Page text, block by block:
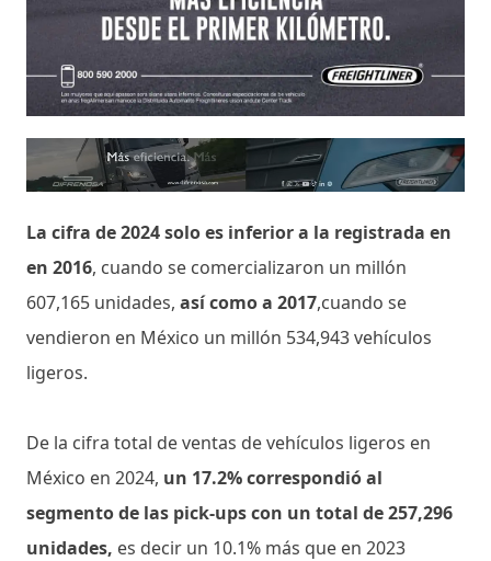
La cifra de 2024 solo es inferior a la registrada en
en 2016, cuando se comercializaron un millón
607,165 unidades, así como a 2017,cuando se
vendieron en México un millón 534,943 vehículos
ligeros.
De la cifra total de ventas de vehículos ligeros en
México en 2024, un 17.2% correspondió al
segmento de las pick-ups con un total de 257,296
unidades, es decir un 10.1% más que en 2023